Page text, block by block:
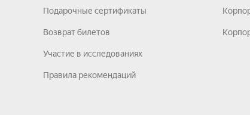
Подарочные сертификаты
Возврат билетов
Участие в исследованиях
Правила рекомендаций